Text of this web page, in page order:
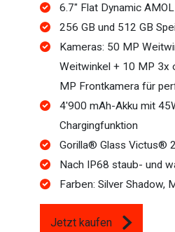
6.7" Flat Dynamic
256 GB und 512 GB
Kameras: 50 MP
Weitwinkel + 10 MP 3x
MP Frontkamera für
4'900 mAh-Akku mit
Chargingfunktion
Gorilla® Glass Victus® 2
Nach IP68 staub- und
Farben: Silver Shadow,
Jetzt kaufen